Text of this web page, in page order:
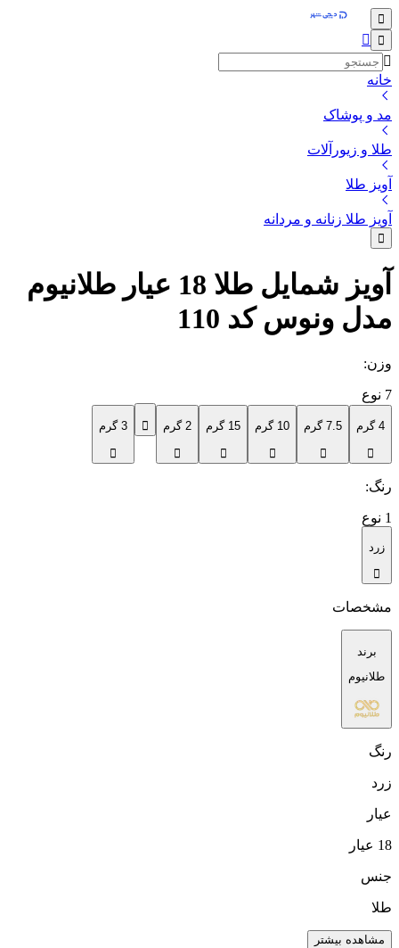
خانه
مد و پوشاک
طلا و زیورآلات
آویز طلا
آویز طلا زنانه و مردانه
آویز شمایل طلا 18 عیار طلانیوم
مدل ونوس کد 110
وزن:
7 نوع
4 گرم 7.5 گرم 10 گرم 15 گرم 2 گرم 3 گرم
رنگ:
1 نوع
زرد
مشخصات
برند
طلانیوم
رنگ
زرد
عیار
18 عیار
جنس
طلا
مشاهده بیشتر